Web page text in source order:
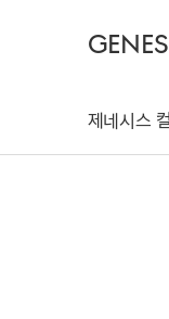
제네시스